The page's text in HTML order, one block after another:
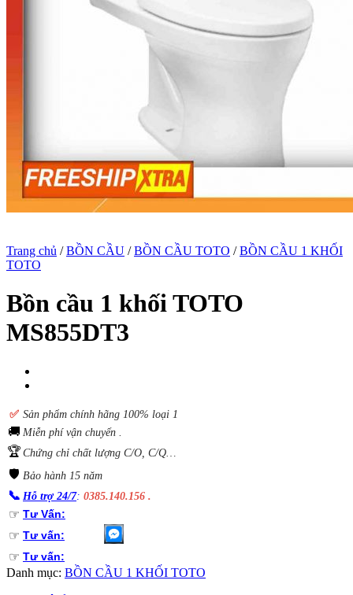
Trang chủ / BỒN CẦU / BỒN CẦU TOTO / BỒN CẦU 1 KHỐI
TOTO
Bồn cầu 1 khối TOTO
MS855DT3
✅ Sản phẩm chính hãng 100% loại 1
🚚 Miễn phí vận chuyển .
🏆Chứng chỉ chất lượng C/O, C/Q…
🛡️ Bảo hành 15 năm
📞 Hỗ trợ 24/7: 0385.140.156 .
☞ Tư Vấn:
☞ Tư vấn:
☞ Tư vấn:
Danh mục: BỒN CẦU 1 KHỐI TOTO